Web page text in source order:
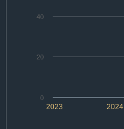
2024
2023
0
20
40